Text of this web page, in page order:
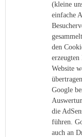
(kleine
einfache
den
Website
Google
die
führen.
auch an